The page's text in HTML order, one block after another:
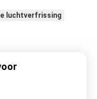
luchtverfrissing